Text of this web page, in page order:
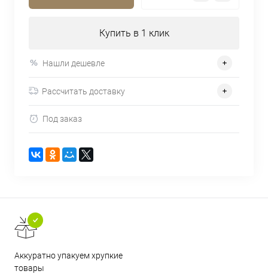
Купить в 1 клик
Нашли дешевле
Рассчитать доставку
Под заказ
Аккуратно упакуем хрупкие
товары